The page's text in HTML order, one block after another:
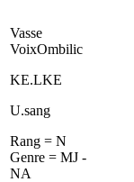
Vasse
VoixOmbilic
KE.LKE
U.sang
Rang = N
Genre = MJ -
NA